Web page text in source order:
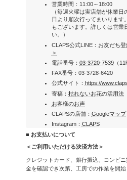
営業時間：11:00～18:00
（毎週火曜は実店舗が休業
日より順次行ってまいります
もございます。詳しくは営業
い。）
CLAPS公式LINE： お友だち登
＞
電話番号： 03-3720-7539（11
FAX番号：03-3728-6420
公式サイト： https://
寄稿： 枯れないお花の活用法
お客様のお声
CLAPSの店舗： Googleマップ
Instagram： CLAPS
■ お支払いについて
＜ご利用いただける決済方法＞
クレジットカード、銀行振込、コンビ
金を確認でき次第、工房での作業を開